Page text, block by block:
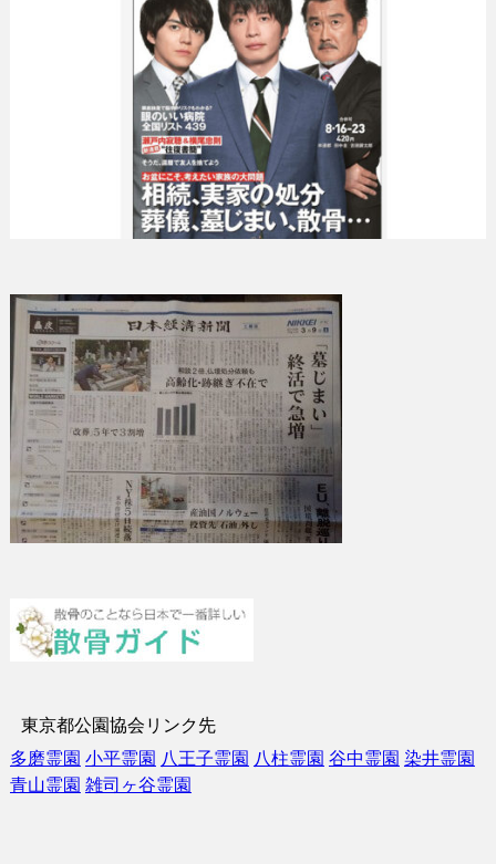
東京都公園協会リンク先
多磨霊園 小平霊園 八王子霊園 八柱霊園 谷中霊園 染井霊園
青山霊園 雑司ヶ谷霊園